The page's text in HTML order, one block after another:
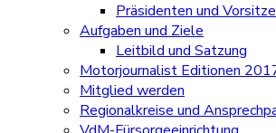
Präsidenten und
Aufgaben und Ziele
Leitbild und Satzung
Motorjournalist Editionen
Mitglied werden
Regionalkreise und